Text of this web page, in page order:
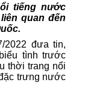
tiếng nước
quan đến
2022 đưa tin,
biểu tình trước
thời trang nổi
trưng nước